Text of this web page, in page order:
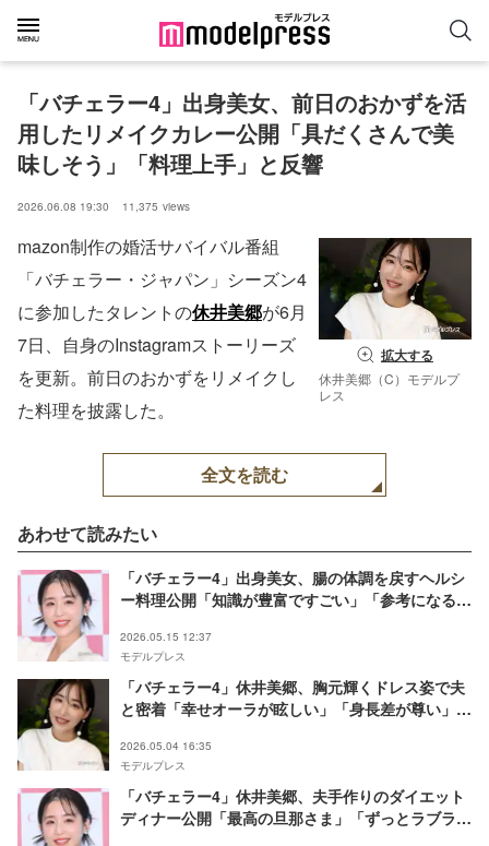
「バチェラー4」出身美女、前日のおかずを活
用したリメイクカレー公開「具だくさんで美
味しそう」「料理上手」と反響
2026.06.08 19:30 11,375 views
拡大する
休井美郷（C）モデルプ
レス
mazon制作の婚活サバイバル番組
「バチェラー・ジャパン」シーズン4
に参加したタレントの休井美郷が6月
7日、自身のInstagramストーリーズ
を更新。前日のおかずをリメイクし
た料理を披露した。
全文を読む
あわせて読みたい
「バチェラー4」出身美女、腸の体調を戻すヘルシ
ー料理公開「知識が豊富ですごい」「参考になる」
2026.05.15 12:37
モデルプレス
「バチェラー4」休井美郷、胸元輝くドレス姿で夫
と密着「幸せオーラが眩しい」「身長差が尊い」の
2026.05.04 16:35
モデルプレス
「バチェラー4」休井美郷、夫手作りのダイエット
ディナー公開「最高の旦那さま」「ずっとラブラ